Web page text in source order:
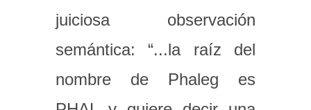
juiciosa observación
semántica: “...la raíz del
nombre de Phaleg es